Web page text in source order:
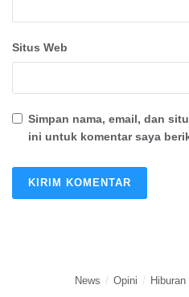
Situs Web
Simpan nama, email, dan
ini untuk komentar saya
News Opini Hiburan